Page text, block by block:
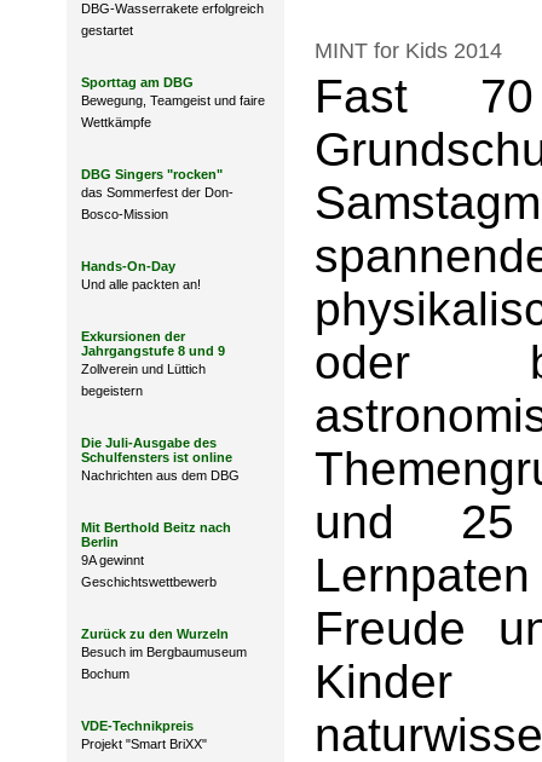
DBG-Wasserrakete erfolgreich
gestartet
Sporttag am DBG
Bewegung, Teamgeist und faire
Wettkämpfe
DBG Singers "rocken"
das Sommerfest der Don-
Bosco-Mission
Hands-On-Day
Und alle packten an!
Exkursionen der
Jahrgangstufe 8 und 9
Zollverein und Lüttich
begeistern
Die Juli-Ausgabe des
Schulfensters ist online
Nachrichten aus dem DBG
Mit Berthold Beitz nach
Berlin
9A gewinnt
Geschichtswettbewerb
Zurück zu den Wurzeln
Besuch im Bergbaumuseum
Bochum
VDE-Technikpreis
Projekt "Smart BriXX"
MINT for Kids 2014
Fast
oder
und 25
Freude